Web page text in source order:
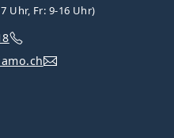
Uhr, Fr: 9-16 Uhr)